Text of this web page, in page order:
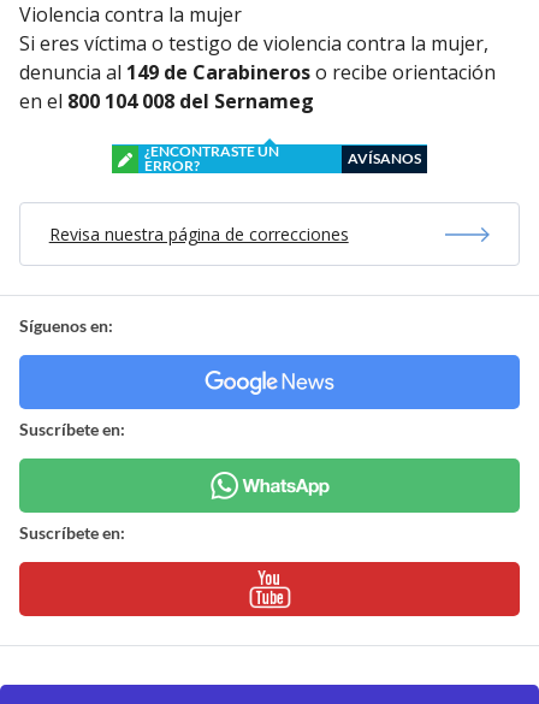
Violencia contra la mujer
Si eres víctima o testigo de violencia contra la mujer,
denuncia al 149 de Carabineroso recibe orientación
en el 800 104 008 del Sernameg
¿ENCONTRASTE UN
ERROR?
AVÍSANOS
Revisa nuestra página de correcciones
Síguenos en:
Suscríbete en:
Suscríbete en: